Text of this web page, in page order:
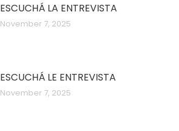
ESCUCHÁ LA ENTREVISTA
November 7, 2025
ESCUCHÁ LE ENTREVISTA
November 7, 2025